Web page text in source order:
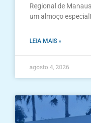
Regional de
um almoço
LEIA MAIS »
agosto 4, 2026